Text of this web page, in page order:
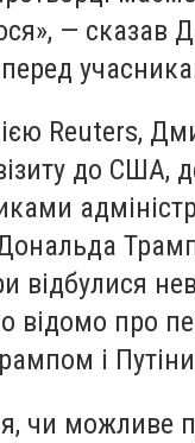
— сказав
Reuters,
до США,
відбулися
відомо про
і
чи можливе